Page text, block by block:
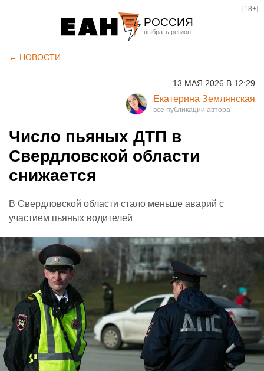
РОССИЯ
Оренбург
[18+]
← НОВОСТИ
13 МАЯ 2026 В 12:29
Екатерина Землянская
Число пьяных ДТП в
Свердловской области
снижается
В Свердловской области стало меньше аварий с
участием пьяных водителей